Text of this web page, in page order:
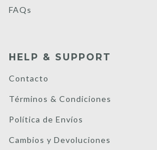
FAQs
HELP & SUPPORT
Contacto
Términos & Condiciones
Política de Envíos
Cambios y Devoluciones